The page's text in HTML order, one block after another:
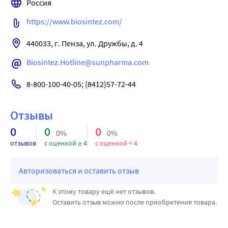
Россия
https://www.biosintez.com/
440033, г. Пенза, ул. Дружбы, д. 4
Biosintez.Hotline@sunpharma.com
8-800-100-40-05; (8412)57-72-44
Отзывы
0
отзывов
0 0%
с оценкой ≥ 4
0 0%
с оценкой < 4
Авторизоваться и оставить отзыв
К этому товару ещё нет отзывов.
Оставить отзыв можно после приобретения товара.